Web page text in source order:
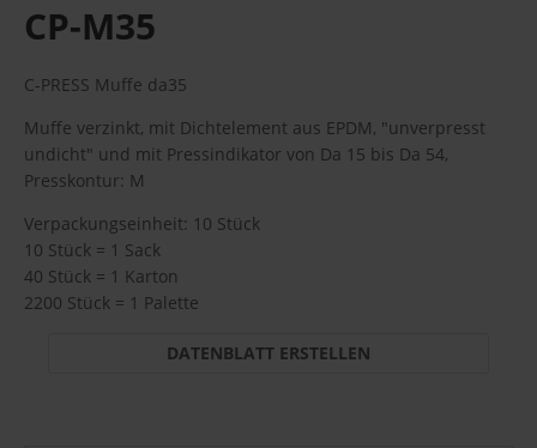
CP-M35
C-PRESS Muffe da35
Muffe verzinkt, mit Dichtelement aus EPDM, "unverpresst
undicht" und mit Pressindikator von Da 15 bis Da 54,
Presskontur: M
Verpackungseinheit: 10 Stück
10 Stück = 1 Sack
40 Stück = 1 Karton
2200 Stück = 1 Palette
DATENBLATT ERSTELLEN